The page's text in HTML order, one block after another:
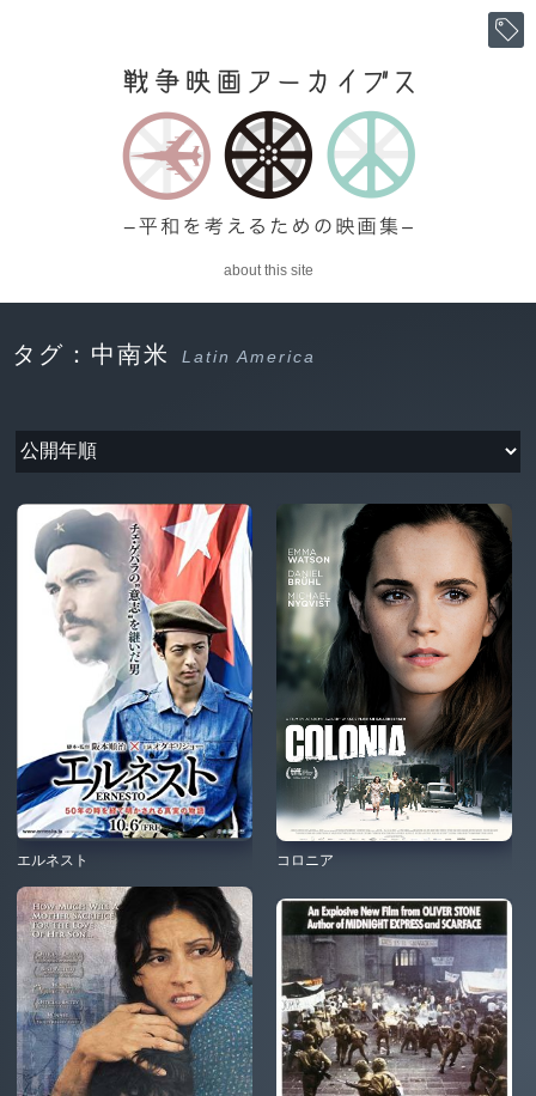
about this site
タグ：中南米 Latin America
エルネスト コロニア